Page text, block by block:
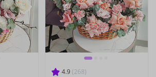
4.9 (268)